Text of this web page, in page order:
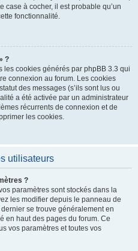
case à cocher, il est probable qu’un
fonctionnalité.
?
les cookies générés par phpBB 3.3 qui
connexion au forum. Les cookies
des messages (s’ils sont lus ou
a été activée par un administrateur
récurrents de connexion et de
les cookies.
utilisateurs
?
paramètres sont stockés dans la
les modifier depuis le panneau de
se trouve généralement en
en haut des pages du forum. Ce
vos paramètres et toutes vos